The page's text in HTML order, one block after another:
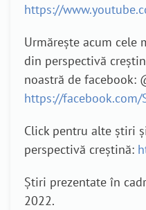
https://
Urmărește acum
din perspectivă
noastră de facebook:
https://facebook.com/
Click pentru alte știri
perspectivă creștină:
Știri prezentate în
2022.